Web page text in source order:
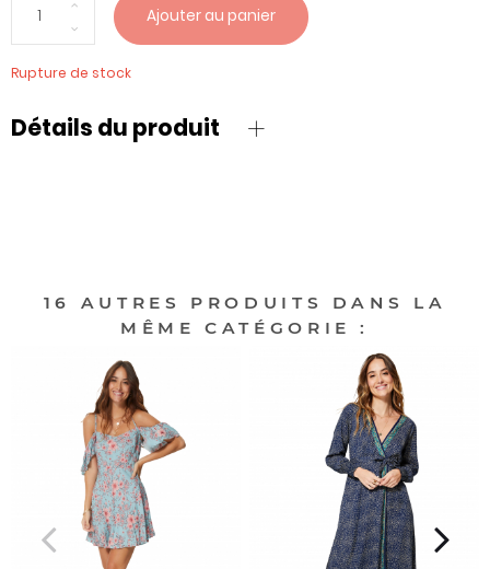
Ajouter au panier
Rupture de stock
Détails du produit
16 AUTRES PRODUITS DANS LA
MÊME CATÉGORIE :